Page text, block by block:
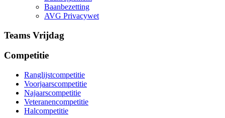
Baanbezetting
AVG Privacywet
Teams Vrijdag
Competitie
Ranglijstcompetitie
Voorjaarscompetitie
Najaarscompetitie
Veteranencompetitie
Halcompetitie